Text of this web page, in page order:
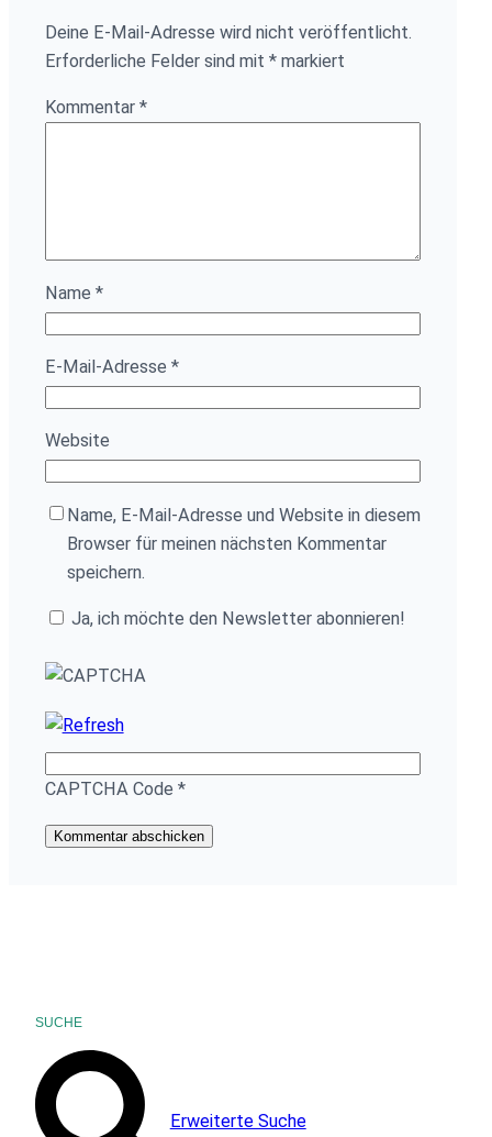
Deine E-Mail-Adresse wird nicht veröffentlicht.
Erforderliche Felder sind mit *markiert
Kommentar *
Name *
E-Mail-Adresse *
Website
Name, E-Mail-Adresse und Website in diesem
Browser für meinen nächsten Kommentar
speichern.
Ja, ich möchte den Newsletter abonnieren!
CAPTCHA Code *
SUCHE
Erweiterte Suche